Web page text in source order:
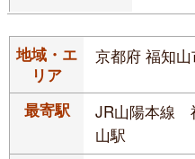
地域・エ
リア
京都府 福知
最寄駅
JR山陽本線
山駅